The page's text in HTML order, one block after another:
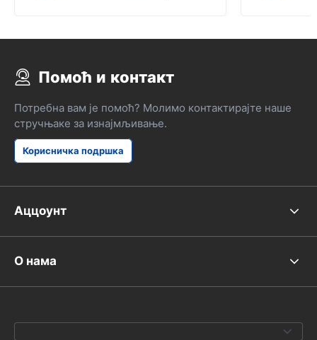
Помоћ и контакт
Потребна вам је помоћ? Молимо контактирајте наше
стручњаке за изнајмљивање.
Корисничка подршка
Аццоунт
О нама